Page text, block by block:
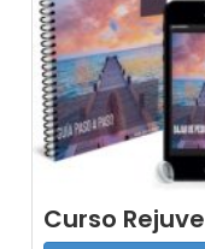
Curso